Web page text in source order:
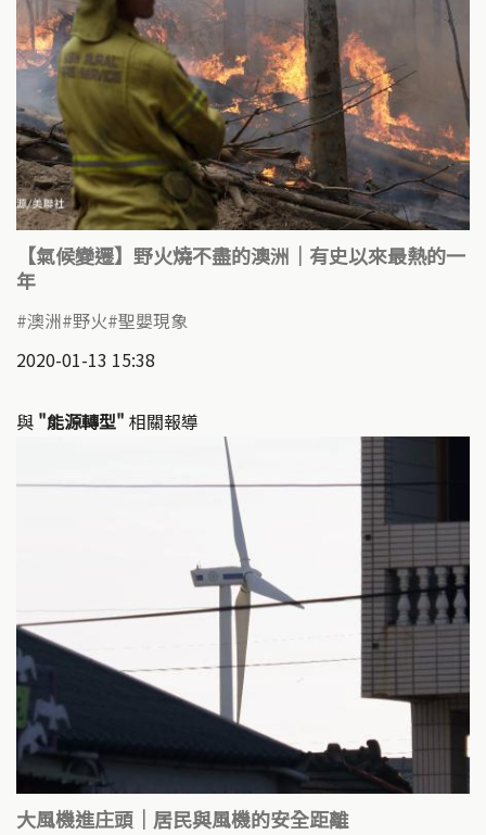
【氣候變遷】野火燒不盡的澳洲｜有史以來最熱的一
年
澳洲 野火 聖嬰現象
2020-01-13 15:38
與 "能源轉型" 相關報導
大風機進庄頭｜居民與風機的安全距離